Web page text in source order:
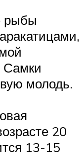
рыбы
Самки
молодь.
20
13-15